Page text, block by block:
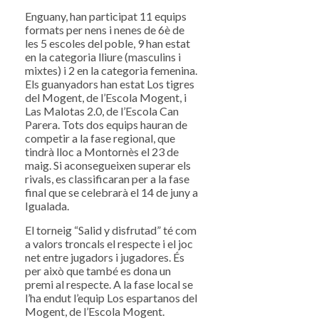
Enguany, han participat 11 equips
formats per nens i nenes de 6è de
les 5 escoles del poble, 9 han estat
en la categoria lliure (masculins i
mixtes) i 2 en la categoria femenina.
Els guanyadors han estat Los tigres
del Mogent, de l’Escola Mogent, i
Las Malotas 2.0, de l’Escola Can
Parera. Tots dos equips hauran de
competir a la fase regional, que
tindrà lloc a Montornès el 23 de
maig. Si aconsegueixen superar els
rivals, es classificaran per a la fase
final que se celebrarà el 14 de juny a
Igualada.
El torneig “Salid y disfrutad” té com
a valors troncals el respecte i el joc
net entre jugadors i jugadores. És
per això que també es dona un
premi al respecte. A la fase local se
l’ha endut l’equip Los espartanos del
Mogent, de l’Escola Mogent.